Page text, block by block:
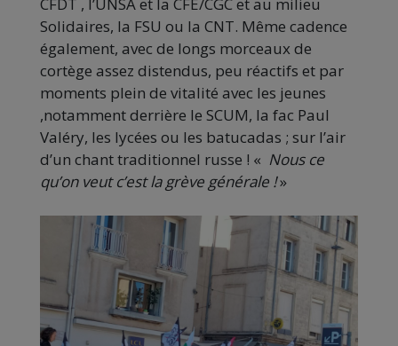
CFDT , l’UNSA et la CFE/CGC et au milieu
Solidaires, la FSU ou la CNT. Même cadence
également, avec de longs morceaux de
cortège assez distendus, peu réactifs et par
moments plein de vitalité avec les jeunes
,notamment derrière le SCUM, la fac Paul
Valéry, les lycées ou les batucadas ; sur l’air
d’un chant traditionnel russe ! « Nous ce
qu’on veut c’est la grève générale !»